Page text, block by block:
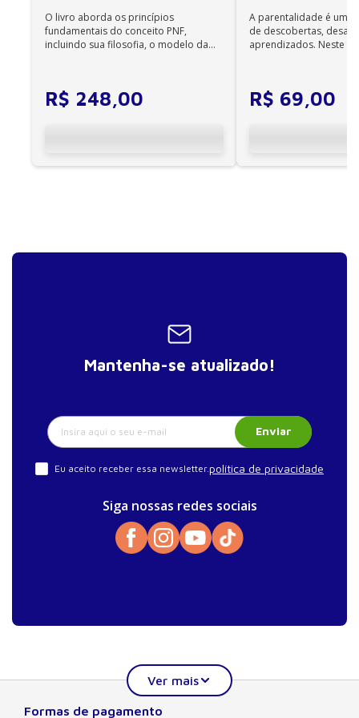
Não é permitida a impressão dos e-books;
dispositivos Kindle, Nook, Kobo e Lev;
O livro aborda os princípios
fundamentais do conceito PNF,
incluindo sua filosofia, o modelo da
R$ 248,00
A parentalidade é uma
de descobertas,
aprendizados. Neste
R$ 69,00
Mantenha-se atualizado!
Enviar
Eu aceito receber essa newsletter. política de privacidade
Siga nossas redes sociais
Formas de pagamento